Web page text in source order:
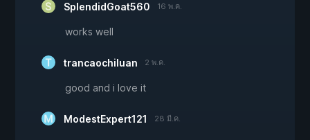
SplendidGoat560 16 พ.ค.
works well
trancaochiluan 2 พ.ค.
good and i love it
ModestExpert121 28 มี.ค.